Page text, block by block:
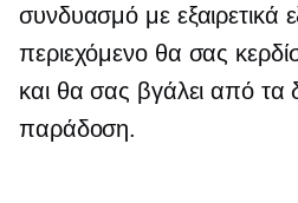
συνδυασμό με εξαιρετικά
περιεχόμενο θα σας
και θα σας βγάλει από τα
παράδοση.